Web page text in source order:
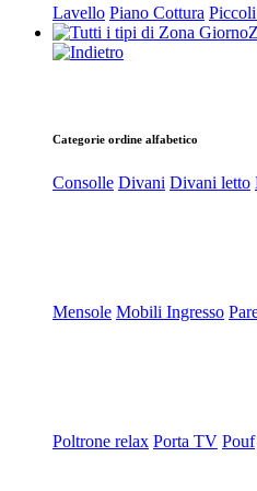
Lavello Piano Cottura
Categorie ordine alfabetico
Consolle Divani Divani letto
Mensole Mobili Ingresso
Poltrone relax Porta TV Pouf